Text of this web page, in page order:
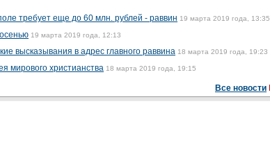
требует еще до 60 млн. рублей - раввин 19 марта 2019 года, 13:35
19 марта 2019 года, 12:13
высказывания в адрес главного раввина 18 марта 2019 года, 19:23
мирового христианства 18 марта 2019 года, 19:15
Все новости